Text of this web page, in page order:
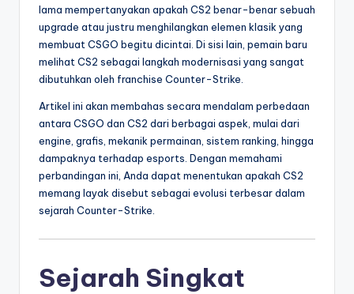
lama mempertanyakan apakah CS2 benar-benar sebuah
upgrade atau justru menghilangkan elemen klasik yang
membuat CSGO begitu dicintai. Di sisi lain, pemain baru
melihat CS2 sebagai langkah modernisasi yang sangat
dibutuhkan oleh franchise Counter-Strike.
Artikel ini akan membahas secara mendalam perbedaan
antara CSGO dan CS2 dari berbagai aspek, mulai dari
engine, grafis, mekanik permainan, sistem ranking, hingga
dampaknya terhadap esports. Dengan memahami
perbandingan ini, Anda dapat menentukan apakah CS2
memang layak disebut sebagai evolusi terbesar dalam
sejarah Counter-Strike.
Sejarah Singkat